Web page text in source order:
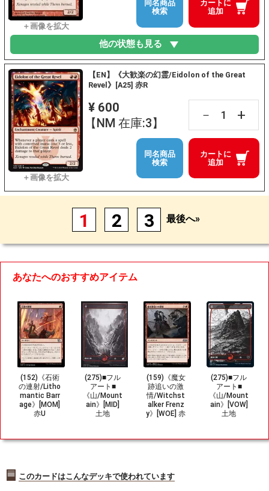
カートに
追加
同名商品
検索
他の状態も見る
【EN】《大歓楽の幻霊/Eidolon of the Great
Revel》[A25] 赤R
¥ 600
【NM 在庫:3】
－ +
カートに
追加
同名商品
検索
1 2 3 最後へ»
あなたへのおすすめアイテム
(152)《石術
の連射/Litho
mantic Barr
age》[MOM]
赤U
(275)■フル
アート■
《山/Mount
ain》[MID]
土地
(159)《魔女
跡追いの激
情/Witchst
alker Frenz
y》[WOE] 赤
(275)■フル
アート■
《山/Mount
ain》[VOW]
土地
このカードはこんなデッキで使われています